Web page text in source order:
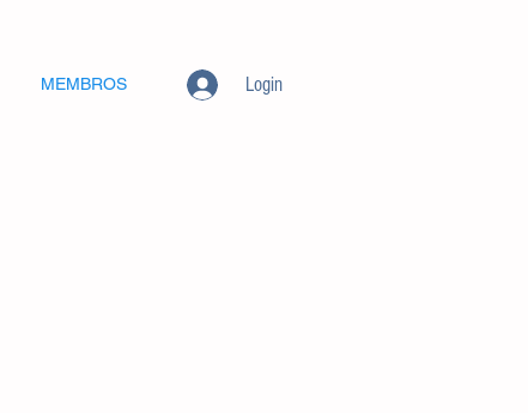
MEMBROS Login